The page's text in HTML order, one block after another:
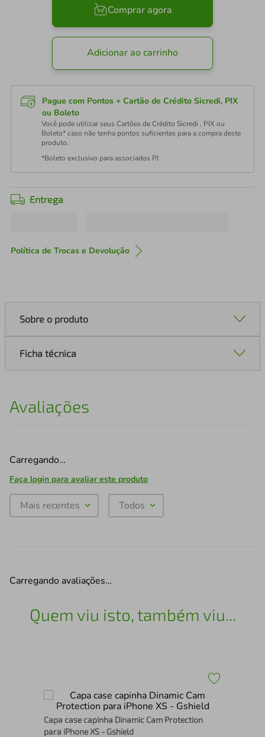
Comprar agora
Adicionar ao carrinho
Pague com Pontos + Cartão de Crédito Sicredi, PIX
ou Boleto
Você pode utilizar seus Cartões de Crédito Sicredi , PIX ou
Boleto* caso não tenha pontos suficientes para a compra deste
produto.
*Boleto exclusivo para associados PJ
Entrega
Política de Trocas e Devolução
Sobre o produto
Ficha técnica
Avaliações
Carregando…
Faça login para avaliar este produto
Mais recentes Todos
Carregando avaliações…
Quem viu isto, também viu...
Capa case capinha Dinamic Cam Protection
para iPhone XS - Gshield